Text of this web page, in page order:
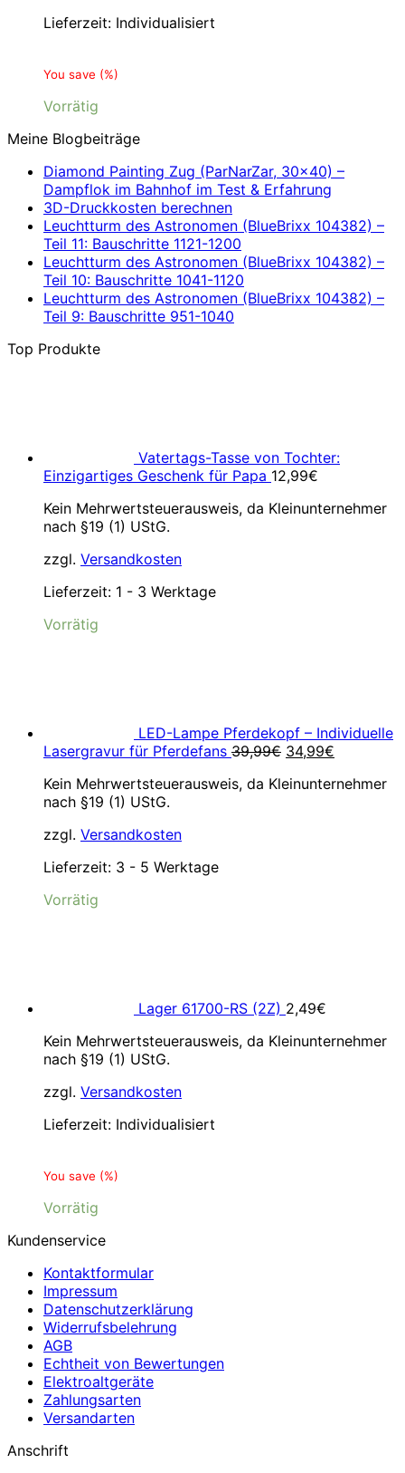
Lieferzeit: Individualisiert
You save (%)
Vorrätig
Meine Blogbeiträge
Diamond Painting Zug (ParNarZar, 30×40) –
Dampflok im Bahnhof im Test & Erfahrung
3D-Druckkosten berechnen
Leuchtturm des Astronomen (BlueBrixx 104382) –
Teil 11: Bauschritte 1121-1200
Leuchtturm des Astronomen (BlueBrixx 104382) –
Teil 10: Bauschritte 1041-1120
Leuchtturm des Astronomen (BlueBrixx 104382) –
Teil 9: Bauschritte 951-1040
Top Produkte
Vatertags-Tasse von Tochter:
Einzigartiges Geschenk für Papa 12,99€
Kein Mehrwertsteuerausweis, da Kleinunternehmer
nach §19 (1) UStG.
zzgl. Versandkosten
Lieferzeit: 1 - 3 Werktage
Vorrätig
LED-Lampe Pferdekopf – Individuelle
Lasergravur für Pferdefans 39,99€ Ursprünglicher
war:
34,99€
ist:
Kein Mehrwertsteuerausweis, da Kleinunternehmer
nach §19 (1) UStG.
zzgl. Versandkosten
Lieferzeit: 3 - 5 Werktage
Vorrätig
Lager 61700-RS (2Z) 2,49€
Kein Mehrwertsteuerausweis, da Kleinunternehmer
nach §19 (1) UStG.
zzgl. Versandkosten
Lieferzeit: Individualisiert
You save (%)
Vorrätig
Kundenservice
Kontaktformular
Impressum
Datenschutzerklärung
Widerrufsbelehrung
AGB
Echtheit von Bewertungen
Elektroaltgeräte
Zahlungsarten
Versandarten
Anschrift